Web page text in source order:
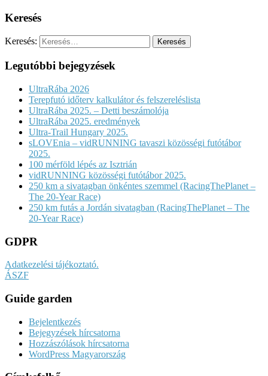
Keresés
Keresés:
Legutóbbi bejegyzések
UltraRába 2026
Terepfutó időterv kalkulátor és felszereléslista
UltraRába 2025. – Detti beszámolója
UltraRába 2025. eredmények
Ultra-Trail Hungary 2025.
sLOVEnia – vidRUNNING tavaszi közösségi futótábor
2025.
100 mérföld lépés az Isztrián
vidRUNNING közösségi futótábor 2025.
250 km a sivatagban önkéntes szemmel (RacingThePlanet –
The 20-Year Race)
250 km futás a Jordán sivatagban (RacingThePlanet – The
20-Year Race)
GDPR
Adatkezelési tájékoztató.
ÁSZF
Guide garden
Bejelentkezés
Bejegyzések hírcsatorna
Hozzászólások hírcsatorna
WordPress Magyarország